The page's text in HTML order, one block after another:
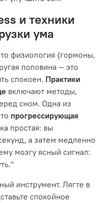
и техники
ума
физиология (гормоны,
половина — это
спокоен. Практики
включают методы,
сном. Одна из
прогрессирующая
простая: вы
а затем медленно
мозгу ясный сигнал:
инструмент. Лягте в
спокойное